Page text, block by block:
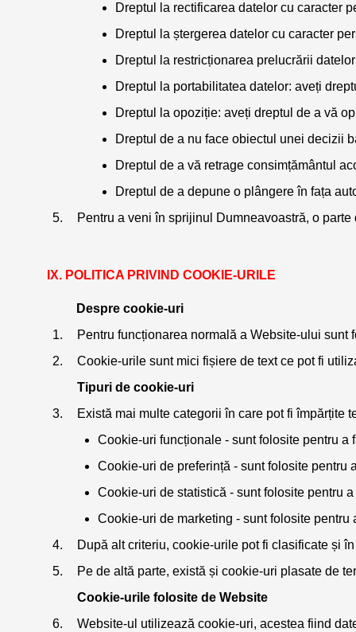
Dreptul la rectificarea datelor cu caracter
Dreptul la ștergerea datelor cu caracter
Dreptul la restricționarea prelucrării
Dreptul la portabilitatea datelor: aveți
Dreptul la opoziție: aveți dreptul de a vă
Dreptul de a nu face obiectul unei decizii
Dreptul de a vă retrage consimțământul
Dreptul de a depune o plângere în fața
Pentru a veni în sprijinul Dumneavoastră, o
POLITICA PRIVIND COOKIE-URILE
Despre cookie-uri
Pentru funcționarea normală a Website-ului
Cookie-urile sunt mici fișiere de text ce pot fi
Tipuri de cookie-uri
Există mai multe categorii în care pot fi împărțite
Cookie-uri funcționale - sunt folosite pentru
Cookie-uri de preferință - sunt folosite pentru
Cookie-uri de statistică - sunt folosite pentru
Cookie-uri de marketing - sunt folosite
După alt criteriu, cookie-urile pot fi clasificate și
Pe de altă parte, există și cookie-uri plasate de
Cookie-urile folosite de Website
Website-ul utilizează cookie-uri, acestea fiind